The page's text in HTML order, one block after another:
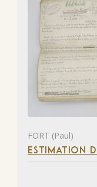
FORT (Paul)
ESTIMATION